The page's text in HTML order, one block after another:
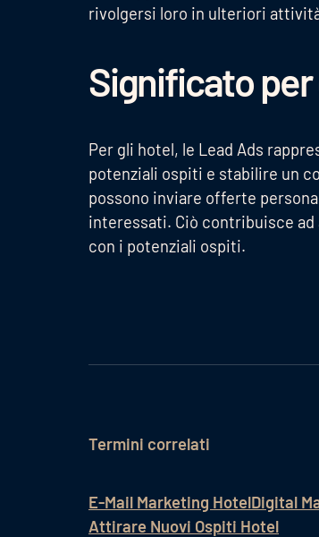
rivolgersi loro in ulteriori
Significato
Per gli hotel, le Lead Ads
potenziali ospiti e stabilire un
possono inviare offerte
interessati. Ciò contribuisce
con i potenziali ospiti.
Termini correlati
E-Mail Marketing HotelDigital
Attirare Nuovi Ospiti Hotel